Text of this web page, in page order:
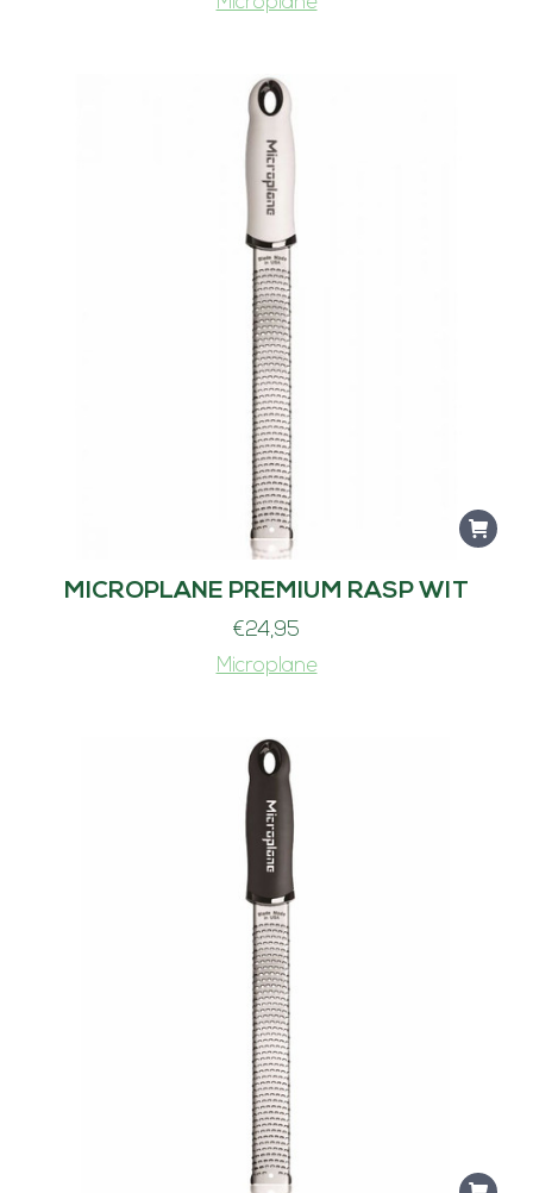
MICROPLANE PREMIUM RASP WIT
€24,95
Microplane